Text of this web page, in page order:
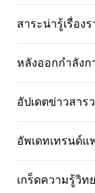
สาระน่ารู้เรื่อง
หลังออกกําลังก
อัปเดตข่าวสาร
อัพเดทเทรนด์
เกร็ดความรู้วิท